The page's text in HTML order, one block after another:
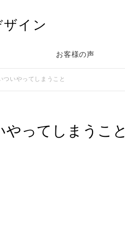
イン
お客様の声
ついやってしまうこと
ってしまうこと